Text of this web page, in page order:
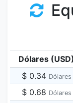
Dólares (USD)
$ 0.34 Dólares
$ 0.68 Dólares